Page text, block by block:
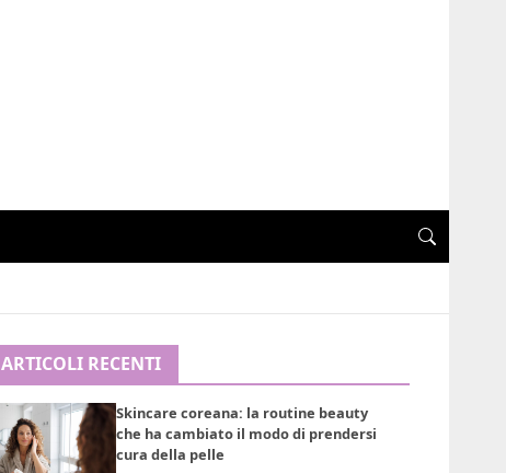
ARTICOLI RECENTI
Skincare coreana: la routine beauty
che ha cambiato il modo di prendersi
cura della pelle